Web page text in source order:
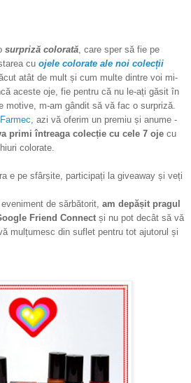
surpriză colorată , care sper să fie pe
cu ojele colorate ale noi colecții
atât de mult și cum multe dintre voi mi-
aceste oje, fie pentru că nu le-ați găsit în
motive, m-am gândit să vă fac o surpriză.
Farmec , azi vă oferim un premiu și anume -
primi întreaga colecție cu cele 7 oje cu
colorate.
e pe sfârșite, participați la giveaway și veți
de sărbătorit, am depășit pragul
Friend Connect și nu pot decât să vă
mulțumesc din suflet pentru tot ajutorul și